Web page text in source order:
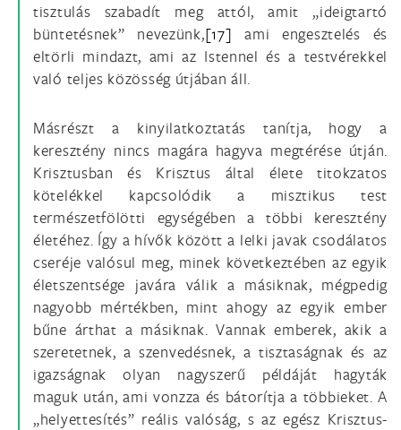
tisztulás szabadít meg attól, amit „ideigtartó
büntetésnek” nevezünk,[17] ami engesztelés és
eltörli mindazt, ami az Istennel és a testvérekkel
való teljes közösség útjában áll.
Másrészt a kinyilatkoztatás tanítja, hogy a
keresztény nincs magára hagyva megtérése útján.
Krisztusban és Krisztus által élete titokzatos
kötelékkel kapcsolódik a misztikus test
természetfölötti egységében a többi keresztény
életéhez. Így a hívők között a lelki javak csodálatos
cseréje valósul meg, minek következtében az egyik
életszentsége javára válik a másiknak, mégpedig
nagyobb mértékben, mint ahogy az egyik ember
bűne árthat a másiknak. Vannak emberek, akik a
szeretetnek, a szenvedésnek, a tisztaságnak és az
igazságnak olyan nagyszerű példáját hagyták
maguk után, ami vonzza és bátorítja a többieket. A
„helyettesítés” reális valóság, s az egész Krisztus-